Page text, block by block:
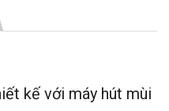
-- Địa chỉ:58 Cách Mạng
-- Địa chỉ:Ngô Gia Tự - Thành
-- Địa chỉ:170D Lê Quí Đôn -
độ, Cảm biến vẫy
150mm
kế với máy hút mùi